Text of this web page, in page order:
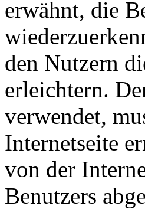
erwähnt, die
den Nutzern
erleichtern.
verwendet,
Internetseite
von der
Benutzers